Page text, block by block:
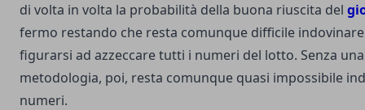
di volta in volta la probabilità della buona riuscita del
fermo restando che resta comunque difficile
figurarsi ad azzeccare tutti i numeri del lotto. Senza
metodologia, poi, resta comunque quasi impossibile
numeri.